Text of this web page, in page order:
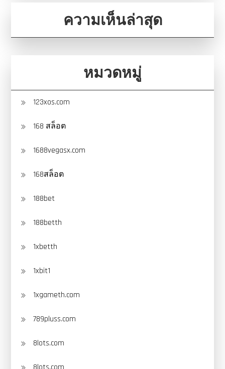
ความเห็นล่าสุด
หมวดหมู่
123xos.com
168 สล็อต
1688vegasx.com
168สล็อต
188bet
188betth
1xbetth
1xbit1
1xgameth.com
789pluss.com
8lots.com